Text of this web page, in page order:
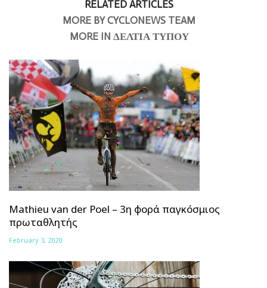
RELATED ARTICLES
MORE BY CYCLONEWS TEAM
MORE IN ΔΕΛΤΙΑ ΤΥΠΟΥ
Mathieu van der Poel – 3η φορά παγκόσμιος
πρωταθλητής
February 3, 2020